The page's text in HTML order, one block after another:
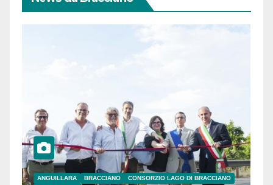
ANGUILLARA BRACCIANO
CONSORZIO LAGO DI BRACCIANO